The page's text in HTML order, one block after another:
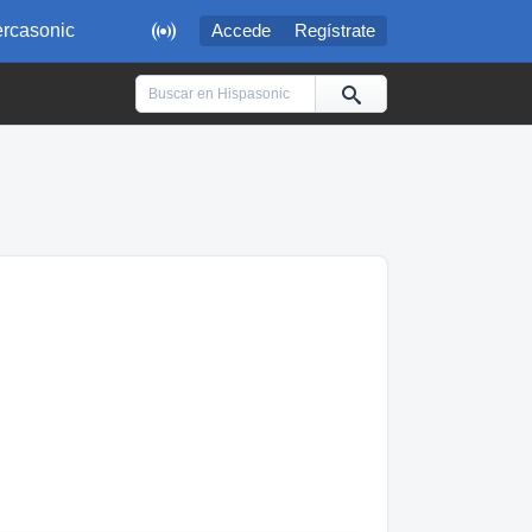
 Accede Regístrate